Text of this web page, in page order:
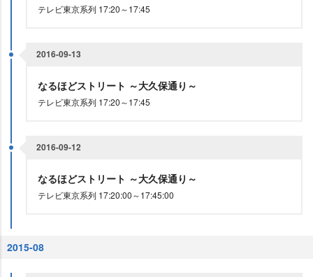
テレビ東京系列 17:20～17:45
2016-09-13
なるほどストリート ～大久保通り～
テレビ東京系列 17:20～17:45
2016-09-12
なるほどストリート ～大久保通り～
テレビ東京系列 17:20:00～17:45:00
2015-08